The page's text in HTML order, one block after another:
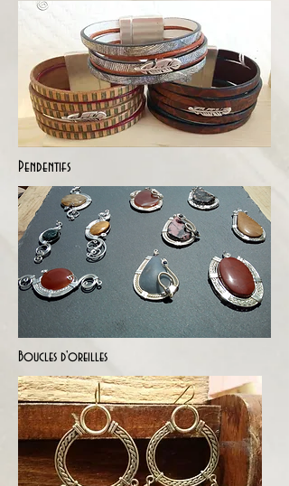
Pendentifs
Boucles d'oreilles